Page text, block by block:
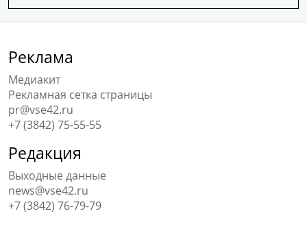
Реклама
Медиакит
Рекламная сетка страницы
pr@vse42.ru
+7 (3842) 75-55-55
Редакция
Выходные данные
news@vse42.ru
+7 (3842) 76-79-79